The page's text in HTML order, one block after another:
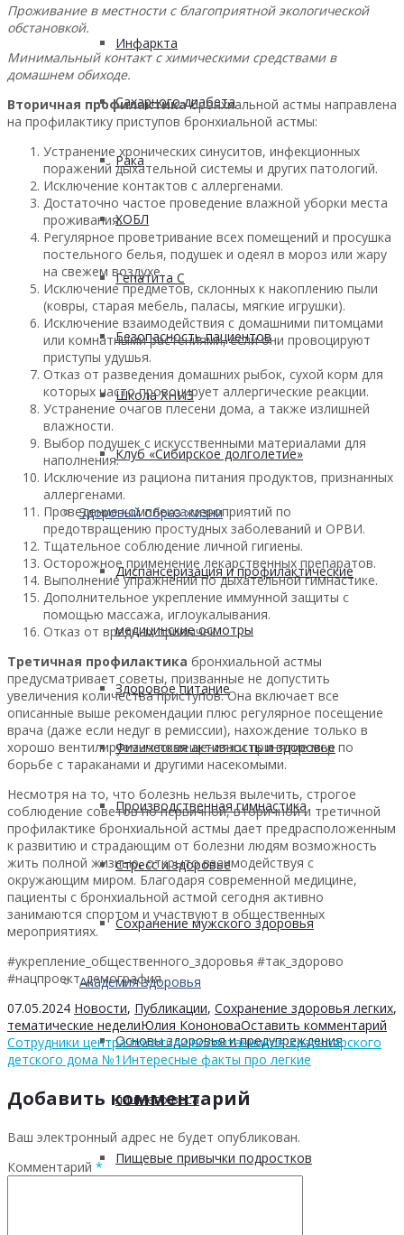
Инфаркта
Сахарного диабета
Рака
ХОБЛ
Гепатита С
Безопасность пациентов
Школа ХНИЗ
Клуб «Сибирское долголетие»
Здоровый образ жизни
Диспансеризация и профилактические
медицинские осмотры
Здоровое питание
Физическая активность и здоровье
Производственная гимнастика
Стресс и здоровье
Сохранение мужского здоровья
Академия здоровья
Основы здоровья и предупреждения
лишнего веса
Пищевые привычки подростков
Проживание в местности с благоприятной экологической
обстановкой.
Минимальный контакт с химическими средствами в
домашнем обиходе.
Вторичная профилактикабронхиальной астмы направлена
на профилактику приступов бронхиальной астмы:
Устранение хронических синуситов, инфекционных
поражений дыхательной системы и других патологий.
Исключение контактов с аллергенами.
Достаточно частое проведение влажной уборки места
проживания.
Регулярное проветривание всех помещений и просушка
постельного белья, подушек и одеял в мороз или жару
на свежем воздухе.
Исключение предметов, склонных к накоплению пыли
(ковры, старая мебель, паласы, мягкие игрушки).
Исключение взаимодействия с домашними питомцами
или комнатными растениями, если они провоцируют
приступы удушья.
Отказ от разведения домашних рыбок, сухой корм для
которых часто провоцирует аллергические реакции.
Устранение очагов плесени дома, а также излишней
влажности.
Выбор подушек с искусственными материалами для
наполнения.
Исключение из рациона питания продуктов, признанных
аллергенами.
Проведение комплекса мероприятий по
предотвращению простудных заболеваний и ОРВИ.
Тщательное соблюдение личной гигиены.
Осторожное применение лекарственных препаратов.
Выполнение упражнений по дыхательной гимнастике.
Дополнительное укрепление иммунной защиты с
помощью массажа, иглоукалывания.
Отказ от вредных привычек.
Третичная профилактика бронхиальной астмы
предусматривает советы, призванные не допустить
увеличения количества приступов. Она включает все
описанные выше рекомендации плюс регулярное посещение
врача (даже если недуг в ремиссии), нахождение только в
хорошо вентилируемых помещениях и принятие мер по
борьбе с тараканами и другими насекомыми.
Несмотря на то, что болезнь нельзя вылечить, строгое
соблюдение советов по первичной, вторичной и третичной
профилактике бронхиальной астмы дает предрасположенным
к развитию и страдающим от болезни людям возможность
жить полной жизнью, открыто взаимодействуя с
окружающим миром. Благодаря современной медицине,
пациенты с бронхиальной астмой сегодня активно
занимаются спортом и участвуют в общественных
мероприятиях.
#укрепление_общественного_здоровья #так_здорово
#нацпроект_демография
07.05.2024 Новости, Публикации, Сохранение здоровья легких,
тематические неделиЮлия КононоваОставить комментарий
Сотрудники центра посетили воспитанников Красноярского
детского дома №1 Интересные факты про легкие
Добавить комментарий
Ваш электронный адрес не будет опубликован.
Комментарий *